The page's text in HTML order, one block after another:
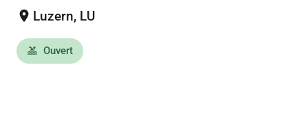
location_on Luzern, LU
pool Ouvert